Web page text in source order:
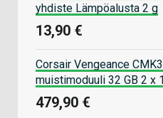
yhdiste Lämpöalusta 2 g
13,90 €
Corsair Vengeance
muistimoduuli 32 GB 2 x
479,90 €